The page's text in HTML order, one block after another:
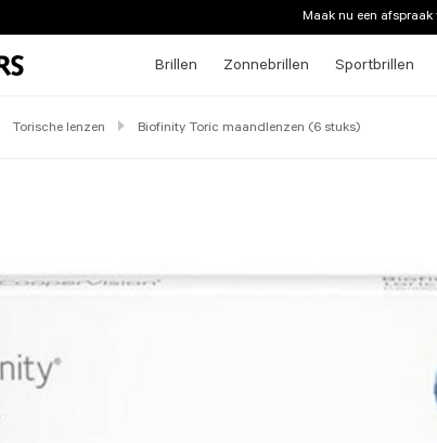
Maak nu een
Brillen Zonnebrillen Sportbrillen
Torische lenzen Biofinity Toric maandlenzen (6 stuks)